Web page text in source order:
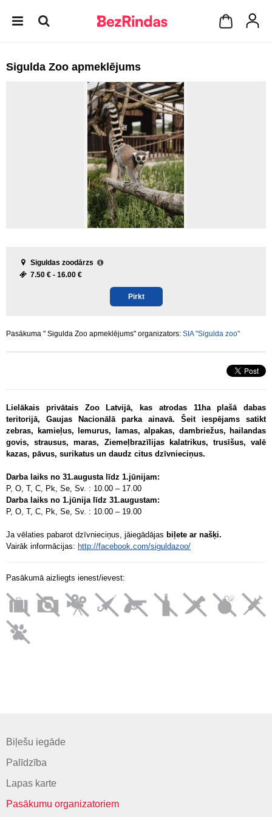
Sigulda Zoo apmeklējums
Siguldas zoodārzs
7.50 € - 16.00 €
Pirkt
Pasākuma " Sigulda Zoo apmeklējums" organizators: SIA "Sigulda zoo"
Lielākais privātais Zoo Latvijā, kas atrodas 11ha plašā dabas
teritorijā, Gaujas Nacionālā parka ainavā. Šeit iespējams satikt
zebras, kamieļus, lemurus, lamas, alpakas, dambriežus, hailandas
govis, strausus, maras, Ziemeļbrazīlijas kalatrikus, trusīšus, valē
kazas, pāvus, surikatus un daudz citus dzīvnieciņus.
Darba laiks no 31.augusta līdz 1.jūnijam:
P, O, T, C, Pk, Se, Sv. : 10.00 – 17.00
Darba laiks no 1.jūnija līdz 31.augustam:
P, O, T, C, Pk, Se, Sv. : 10.00 – 19.00
Ja vēlaties pabarot dzīvnieciņus, jāiegādājas biļete ar našķi.
Vairāk informācijas: http://facebook.com/siguldazoo/
Pasākumā aizliegts ienest/ievest:
Biļešu iegāde
Palīdzība
Lapas karte
Pasākumu organizatoriem